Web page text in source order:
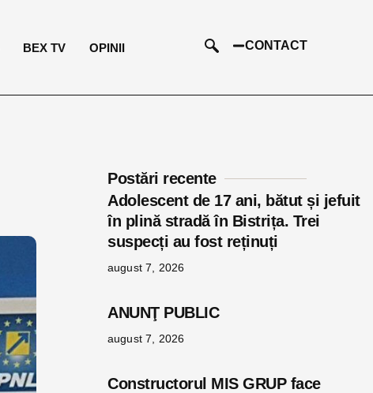
BEX TV OPINII CONTACT
Postări recente
Adolescent de 17 ani, bătut și jefuit
în plină stradă în Bistrița. Trei
suspecți au fost reținuți
august 7, 2026
ANUNŢ PUBLIC
august 7, 2026
Constructorul MIS GRUP face